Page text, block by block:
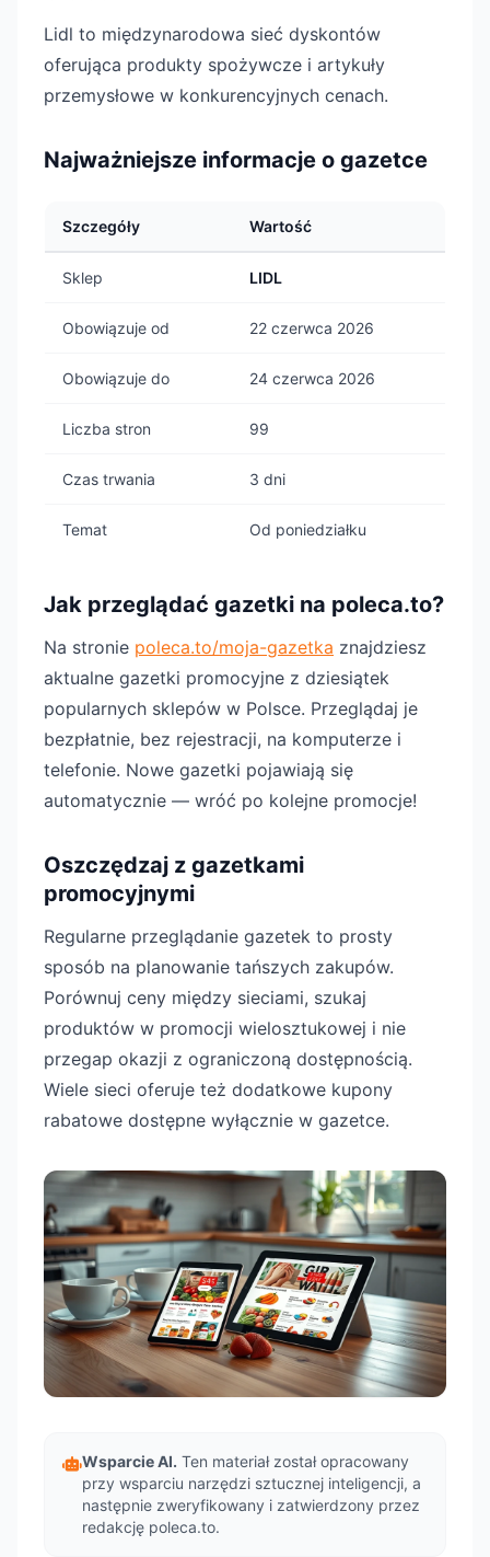
Lidl to międzynarodowa sieć dyskontów
oferująca produkty spożywcze i artykuły
przemysłowe w konkurencyjnych cenach.
Najważniejsze informacje o gazetce
Szczegóły Wartość
Sklep LIDL
Obowiązuje od 22 czerwca 2026
Obowiązuje do 24 czerwca 2026
Liczba stron 99
Czas trwania 3 dni
Temat Od poniedziałku
Jak przeglądać gazetki na poleca.to?
Na stronie poleca.to/moja-gazetka znajdziesz
aktualne gazetki promocyjne z dziesiątek
popularnych sklepów w Polsce. Przeglądaj je
bezpłatnie, bez rejestracji, na komputerze i
telefonie. Nowe gazetki pojawiają się
automatycznie — wróć po kolejne promocje!
Oszczędzaj z gazetkami
promocyjnymi
Regularne przeglądanie gazetek to prosty
sposób na planowanie tańszych zakupów.
Porównuj ceny między sieciami, szukaj
produktów w promocji wielosztukowej i nie
przegap okazji z ograniczoną dostępnością.
Wiele sieci oferuje też dodatkowe kupony
rabatowe dostępne wyłącznie w gazetce.
Wsparcie AI. Ten materiał został opracowany
przy wsparciu narzędzi sztucznej inteligencji, a
następnie zweryfikowany i zatwierdzony przez
redakcję poleca.to.